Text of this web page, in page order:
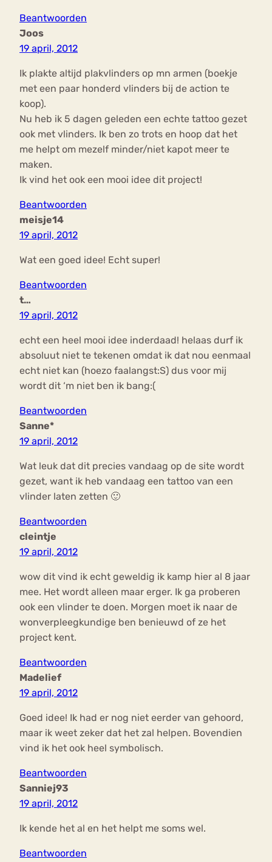
Beantwoorden
Joos
19 april, 2012
Ik plakte altijd plakvlinders op mn armen (boekje
met een paar honderd vlinders bij de action te
koop).
Nu heb ik 5 dagen geleden een echte tattoo gezet
ook met vlinders. Ik ben zo trots en hoop dat het
me helpt om mezelf minder/niet kapot meer te
maken.
Ik vind het ook een mooi idee dit project!
Beantwoorden
meisje14
19 april, 2012
Wat een goed idee! Echt super!
Beantwoorden
t…
19 april, 2012
echt een heel mooi idee inderdaad! helaas durf ik
absoluut niet te tekenen omdat ik dat nou eenmaal
echt niet kan (hoezo faalangst:S) dus voor mij
wordt dit ‘m niet ben ik bang:(
Beantwoorden
Sanne*
19 april, 2012
Wat leuk dat dit precies vandaag op de site wordt
gezet, want ik heb vandaag een tattoo van een
vlinder laten zetten 🙂
Beantwoorden
cleintje
19 april, 2012
wow dit vind ik echt geweldig ik kamp hier al 8 jaar
mee. Het wordt alleen maar erger. Ik ga proberen
ook een vlinder te doen. Morgen moet ik naar de
wonverpleegkundige ben benieuwd of ze het
project kent.
Beantwoorden
Madelief
19 april, 2012
Goed idee! Ik had er nog niet eerder van gehoord,
maar ik weet zeker dat het zal helpen. Bovendien
vind ik het ook heel symbolisch.
Beantwoorden
Sanniej93
19 april, 2012
Ik kende het al en het helpt me soms wel.
Beantwoorden